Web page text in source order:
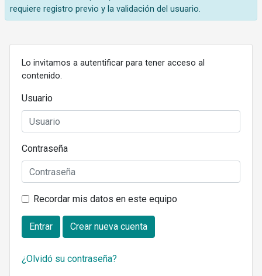
requiere registro previo y la validación del usuario.
Lo invitamos a autentificar para tener acceso al
contenido.
Usuario
Contraseña
Recordar mis datos en este equipo
Entrar Crear nueva cuenta
¿Olvidó su contraseña?